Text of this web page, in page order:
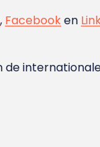
, Facebooken